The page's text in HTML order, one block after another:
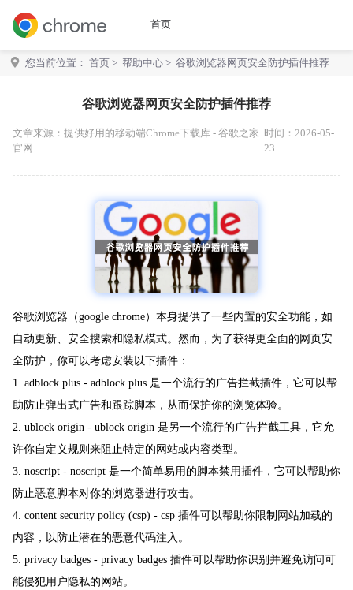
首页
您当前位置： 首页 > 帮助中心 > 谷歌浏览器网页安全防护插件推荐
谷歌浏览器网页安全防护插件推荐
文章来源： 提供好用的移动端Chrome下载库 - 谷歌之家
官网
时间：2026-05-
23
谷歌浏览器（google chrome）本身提供了一些内置的安全功能，如
自动更新、安全搜索和隐私模式。然而，为了获得更全面的网页安
全防护，你可以考虑安装以下插件：
1. adblock plus - adblock plus 是一个流行的广告拦截插件，它可以帮
助防止弹出式广告和跟踪脚本，从而保护你的浏览体验。
2. ublock origin - ublock origin 是另一个流行的广告拦截工具，它允
许你自定义规则来阻止特定的网站或内容类型。
3. noscript - noscript 是一个简单易用的脚本禁用插件，它可以帮助你
防止恶意脚本对你的浏览器进行攻击。
4. content security policy (csp) - csp 插件可以帮助你限制网站加载的
内容，以防止潜在的恶意代码注入。
5. privacy badges - privacy badges 插件可以帮助你识别并避免访问可
能侵犯用户隐私的网站。